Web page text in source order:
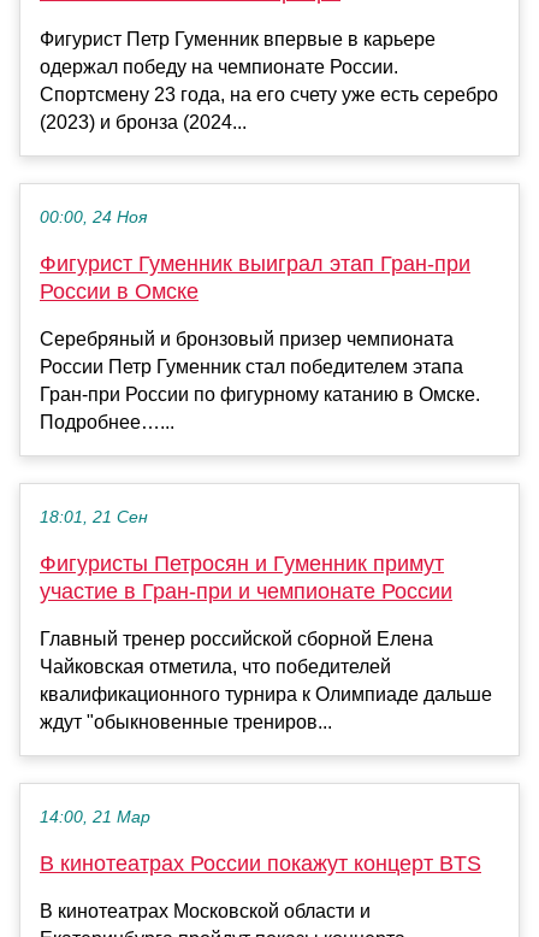
Фигурист Петр Гуменник впервые в карьере
одержал победу на чемпионате России.
Спортсмену 23 года, на его счету уже есть серебро
(2023) и бронза (2024...
00:00, 24 Ноя
Фигурист Гуменник выиграл этап Гран‑при
России в Омске
Серебряный и бронзовый призер чемпионата
России Петр Гуменник стал победителем этапа
Гран‑при России по фигурному катанию в Омске.
Подробнее…...
18:01, 21 Сен
Фигуристы Петросян и Гуменник примут
участие в Гран-при и чемпионате России
Главный тренер российской сборной Елена
Чайковская отметила, что победителей
квалификационного турнира к Олимпиаде дальше
ждут "обыкновенные трениров...
14:00, 21 Мар
В кинотеатрах России покажут концерт BTS
В кинотеатрах Московской области и